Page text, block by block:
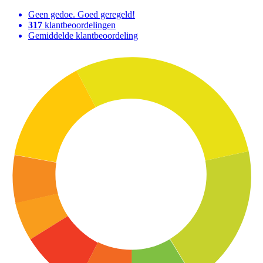
Geen gedoe. Goed geregeld!
317 klantbeoordelingen
Gemiddelde klantbeoordeling